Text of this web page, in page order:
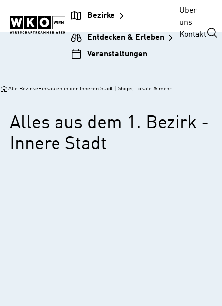
Unternehmensnavigation
springen
Inhalt
springen
Hauptnavigation
springen
Footer
springen
Bezirke
Entdecken & Erleben
Veranstaltungen
Über
uns
Kontakt
Alle BezirkeEinkaufen in der Inneren Stadt | Shops, Lokale & mehr
Alles aus dem 1. Bezirk -
Innere Stadt